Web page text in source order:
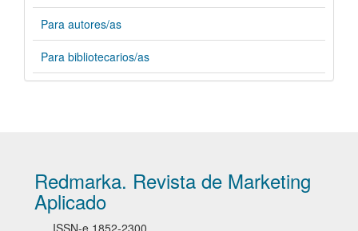
Para autores/as
Para bibliotecarios/as
Redmarka. Revista de Marketing
Aplicado
ISSN-e 1852-2300